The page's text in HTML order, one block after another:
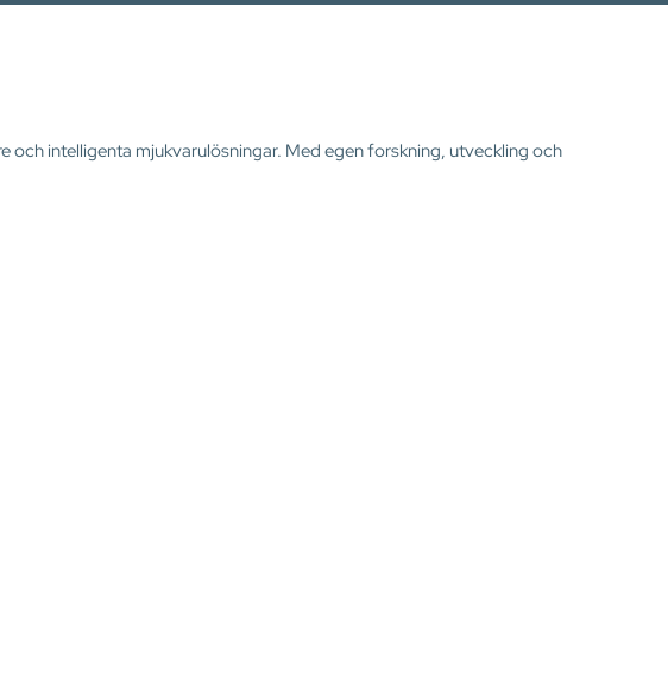
intelligenta mjukvarulösningar. Med egen forskning, utveckling och